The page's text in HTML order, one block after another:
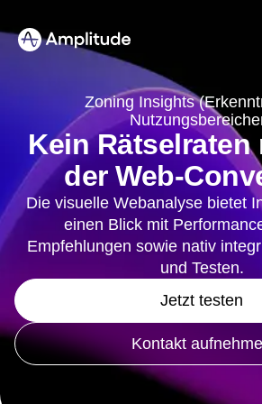
Plattform
KI
AI-Assistenten
Amplitude MCP
Agent Analytics
Erkenntnisse
Product Analytics
Lösungen
Branche
Finanzdienstleistungen
Ressourcen
Zoning Insights
Kein Rätselraten
der Web-
Die visuelle Webanalyse bietet
einen Blick mit
und Testen.
Jetzt testen
Kontakt aufnehmen
See the steps